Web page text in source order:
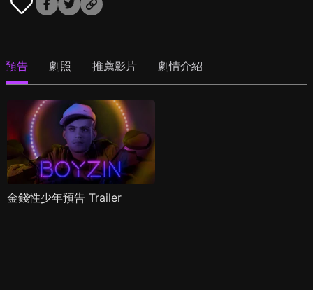
預告 劇照 推薦影片 劇情介紹
金錢性少年預告 Trailer